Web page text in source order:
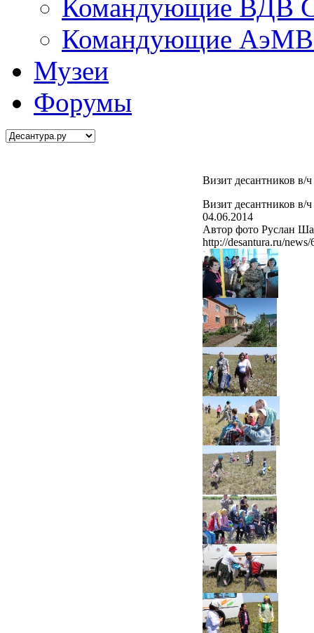
Командующие ВДВ
Командующие АэМВ
Музеи
Форумы
Визит десантников в/
Визит десантников в/
04.06.2014
Автор фото Руслан
http://desantura.ru/news/